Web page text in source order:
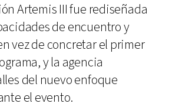
Artemis III fue rediseñada
de encuentro y
vez de concretar el primer
y la agencia
del nuevo enfoque
el evento.